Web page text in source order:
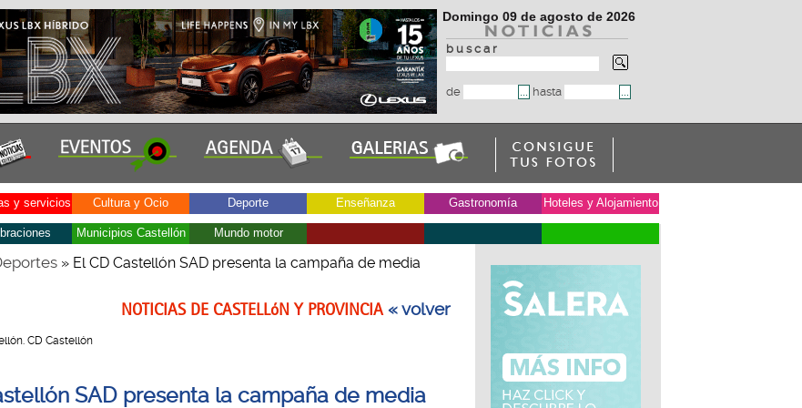
Domingo 09 de agosto de 2026
b u s c a r
de hasta
y servicios Cultura y Ocio Deporte Enseñanza Gastronomía Hoteles y Alojamiento
Municipios Castellón Mundo motor
» El CD Castellón SAD presenta la campaña de media
NOTICIAS DE CASTELLóN Y PROVINCIA« volver
CD Castellón
SAD presenta la campaña de media